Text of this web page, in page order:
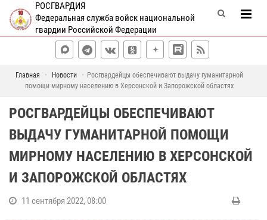
РОСГВАРДИЯ
Федеральная служба войск национальной
гвардии Российской Федерации
Главная Новости
Росгвардейцы обеспечивают выдачу гуманитарной
помощи мирному населению в Херсонской и Запорожской областях
РОСГВАРДЕЙЦЫ ОБЕСПЕЧИВАЮТ
ВЫДАЧУ ГУМАНИТАРНОЙ ПОМОЩИ
МИРНОМУ НАСЕЛЕНИЮ В ХЕРСОНСКОЙ
И ЗАПОРОЖСКОЙ ОБЛАСТЯХ
11 сентября 2022, 08:00